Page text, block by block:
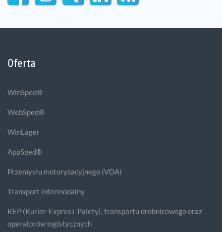
Oferta
WinSped®
WebSped®
WinLager
AppSped®
Przemysłu motoryzacyjnego (VDA)
Transport intermodalny
KEP (Kurier-Express-Palety), transportu drobnicowego oraz
operatorów logistycznych